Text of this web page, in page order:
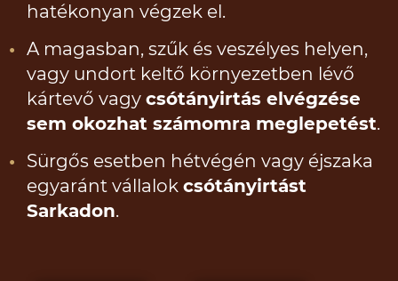
hatékonyan végzek el.
A magasban, szűk és veszélyes helyen,
vagy undort keltő környezetben lévő
kártevő vagy csótányirtás elvégzése
sem okozhat számomra meglepetést.
Sürgős esetben hétvégén vagy éjszaka
egyaránt vállalok csótányirtást
Sarkadon.